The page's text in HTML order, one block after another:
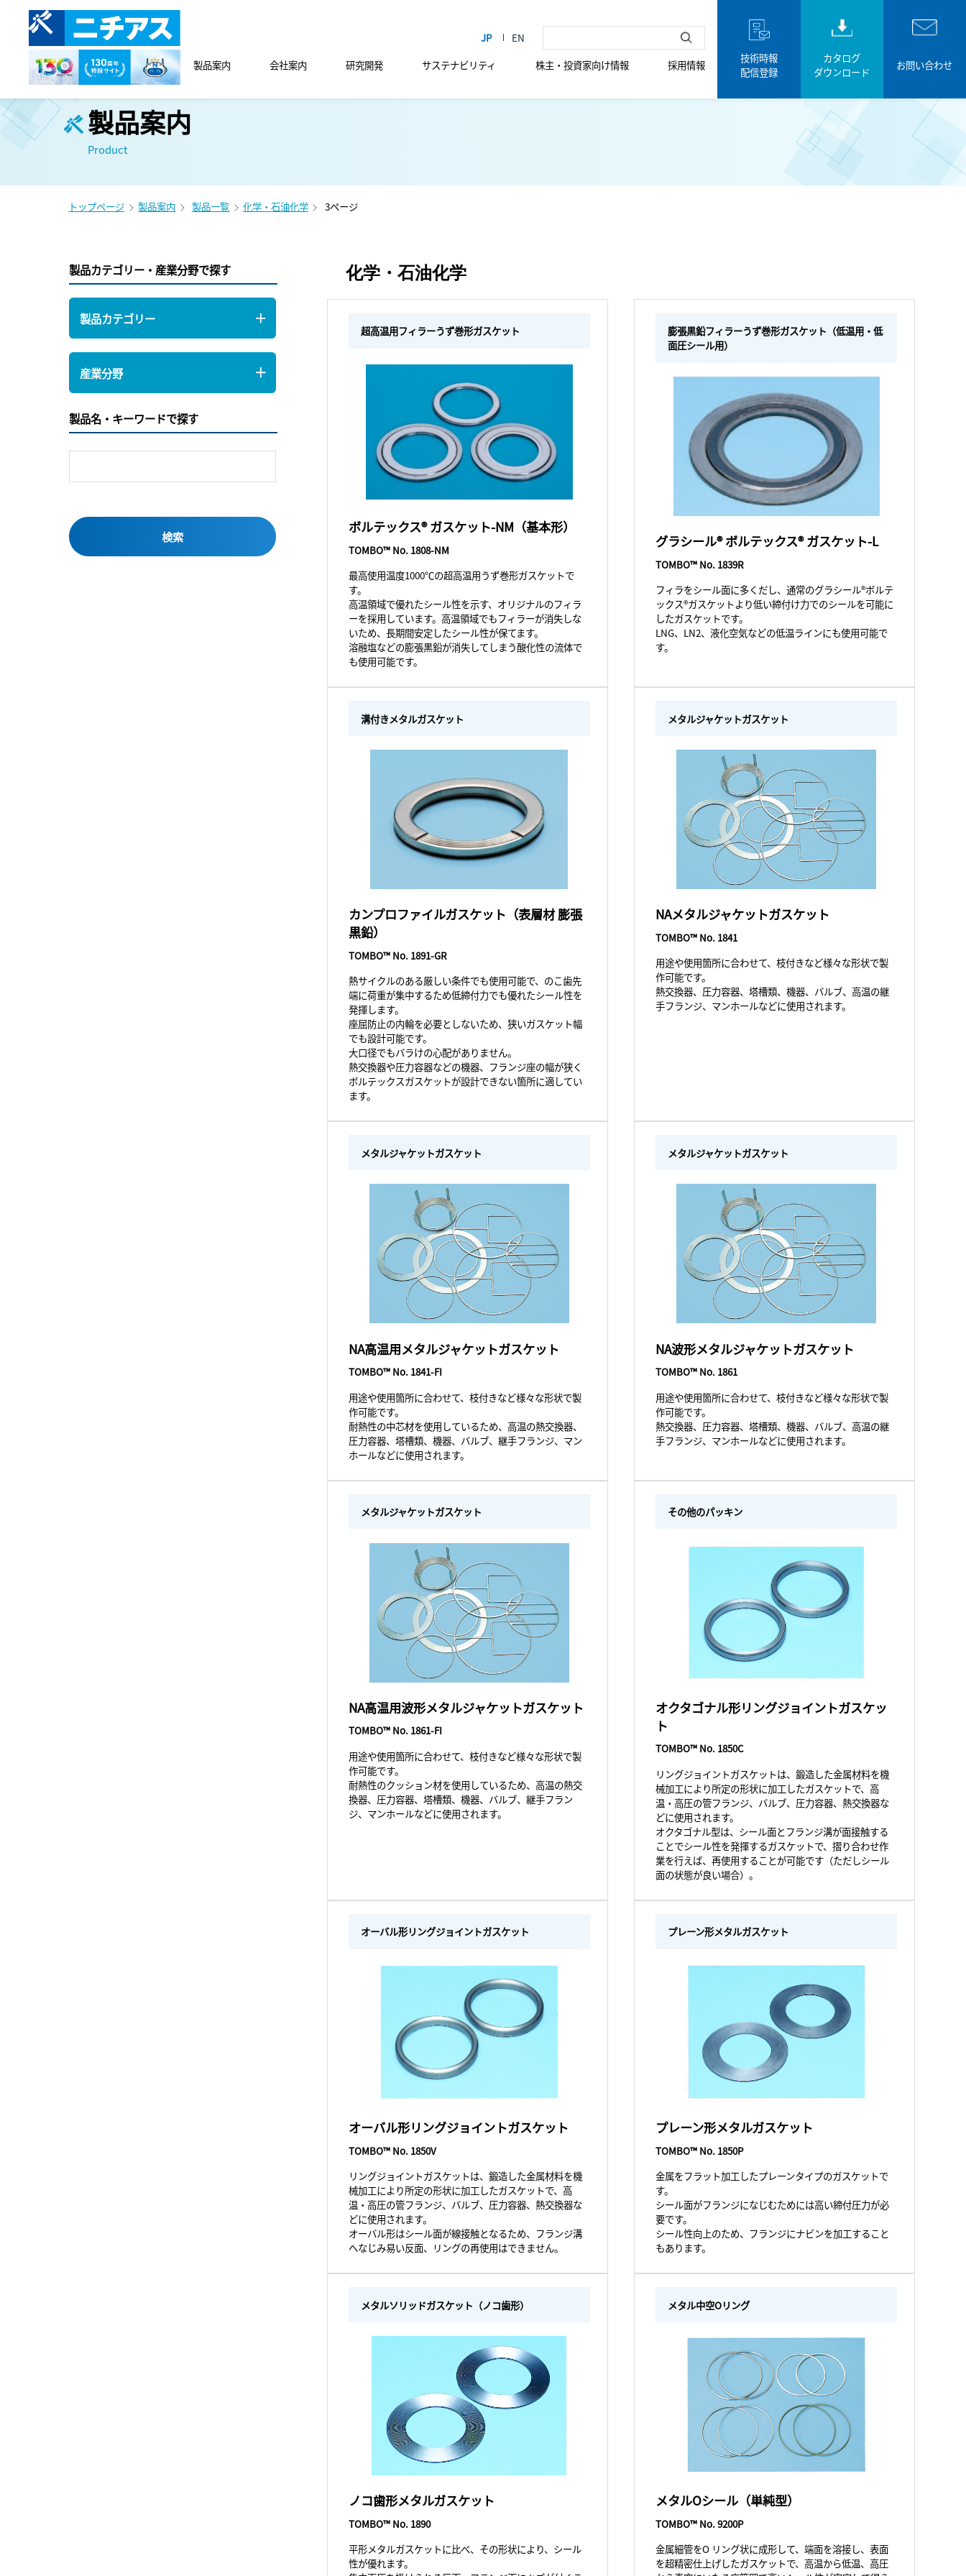
製品案内 会社案内 研究開発 サステナビリティ 株主・投資家向け情報 採用情報
技術時報
配信登録
カタログ
ダウンロード
お問い合わせ
製品案内
Product
トップページ 製品案内 製品一覧 化学・石油化学 3ページ
製品カテゴリー・産業分野で探す
製品カテゴリー
産業分野
製品名・キーワードで探す
化学・石油化学
超高温用フィラーうず巻形ガスケット
ボルテックス® ガスケット-NM（基本形）
TOMBO™ No. 1808-NM
最高使用温度1000℃の超高温用うず巻形ガスケットで
す。
高温領域で優れたシール性を示す、オリジナルのフィラ
ーを採用しています。高温領域でもフィラーが消失しな
いため、長期間安定したシール性が保てます。
溶融塩などの膨張黒鉛が消失してしまう酸化性の流体で
も使用可能です。
膨張黒鉛フィラーうず巻形ガスケット（低温用・低
面圧シール用）
グラシール® ボルテックス® ガスケット-L
TOMBO™ No. 1839R
フィラをシール面に多くだし、通常のグラシール®ボルテ
ックス®ガスケットより低い締付け力でのシールを可能に
したガスケットです。
LNG、LN2、液化空気などの低温ラインにも使用可能で
す。
溝付きメタルガスケット
カンプロファイルガスケット（表層材 膨張
黒鉛）
TOMBO™ No. 1891-GR
熱サイクルのある厳しい条件でも使用可能で、のこ歯先
端に荷重が集中するため低締付力でも優れたシール性を
発揮します。
座屈防止の内輪を必要としないため、狭いガスケット幅
でも設計可能です。
大口径でもバラけの心配がありません。
熱交換器や圧力容器などの機器、フランジ座の幅が狭く
ボルテックスガスケットが設計できない箇所に適してい
ます。
メタルジャケットガスケット
NAメタルジャケットガスケット
TOMBO™ No. 1841
用途や使用箇所に合わせて、枝付きなど様々な形状で製
作可能です。
熱交換器、圧力容器、塔槽類、機器、バルブ、高温の継
手フランジ、マンホールなどに使用されます。
メタルジャケットガスケット
NA高温用メタルジャケットガスケット
TOMBO™ No. 1841-FI
用途や使用箇所に合わせて、枝付きなど様々な形状で製
作可能です。
耐熱性の中芯材を使用しているため、高温の熱交換器、
圧力容器、塔槽類、機器、バルブ、継手フランジ、マン
ホールなどに使用されます。
メタルジャケットガスケット
NA波形メタルジャケットガスケット
TOMBO™ No. 1861
用途や使用箇所に合わせて、枝付きなど様々な形状で製
作可能です。
熱交換器、圧力容器、塔槽類、機器、バルブ、高温の継
手フランジ、マンホールなどに使用されます。
メタルジャケットガスケット
NA高温用波形メタルジャケットガスケット
TOMBO™ No. 1861-FI
用途や使用箇所に合わせて、枝付きなど様々な形状で製
作可能です。
耐熱性のクッション材を使用しているため、高温の熱交
換器、圧力容器、塔槽類、機器、バルブ、継手フラン
ジ、マンホールなどに使用されます。
その他のパッキン
オクタゴナル形リングジョイントガスケッ
ト
TOMBO™ No. 1850C
リングジョイントガスケットは、鍛造した金属材料を機
械加工により所定の形状に加工したガスケットで、高
温・高圧の管フランジ、バルブ、圧力容器、熱交換器な
どに使用されます。
オクタゴナル型は、シール面とフランジ溝が面接触する
ことでシール性を発揮するガスケットで、摺り合わせ作
業を行えば、再使用することが可能です（ただしシール
面の状態が良い場合）。
オーバル形リングジョイントガスケット
オーバル形リングジョイントガスケット
TOMBO™ No. 1850V
リングジョイントガスケットは、鍛造した金属材料を機
械加工により所定の形状に加工したガスケットで、高
温・高圧の管フランジ、バルブ、圧力容器、熱交換器な
どに使用されます。
オーバル形はシール面が線接触となるため、フランジ溝
へなじみ易い反面、リングの再使用はできません。
プレーン形メタルガスケット
プレーン形メタルガスケット
TOMBO™ No. 1850P
金属をフラット加工したプレーンタイプのガスケットで
す。
シール面がフランジになじむためには高い締付圧力が必
要です。
シール性向上のため、フランジにナビンを加工すること
もあります。
メタルソリッドガスケット（ノコ歯形）
ノコ歯形メタルガスケット
TOMBO™ No. 1890
平形メタルガスケットに比べ、その形状により、シール
性が優れます。
メタル中空Oリング
メタルOシール（単純型）
TOMBO™ No. 9200P
金属細管をO リング状に成形して、端面を溶接し、表面
を超精密仕上げしたガスケットで、高温から低温、高圧